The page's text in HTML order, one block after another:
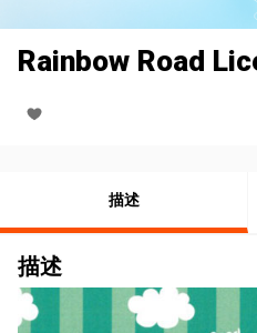
Rainbow Road
描述
描述